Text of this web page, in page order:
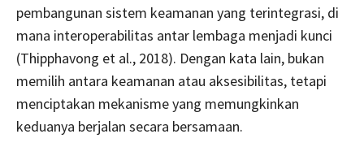
pembangunan sistem keamanan yang terintegrasi, di
mana interoperabilitas antar lembaga menjadi kunci
(Thipphavong et al., 2018). Dengan kata lain, bukan
memilih antara keamanan atau aksesibilitas, tetapi
menciptakan mekanisme yang memungkinkan
keduanya berjalan secara bersamaan.